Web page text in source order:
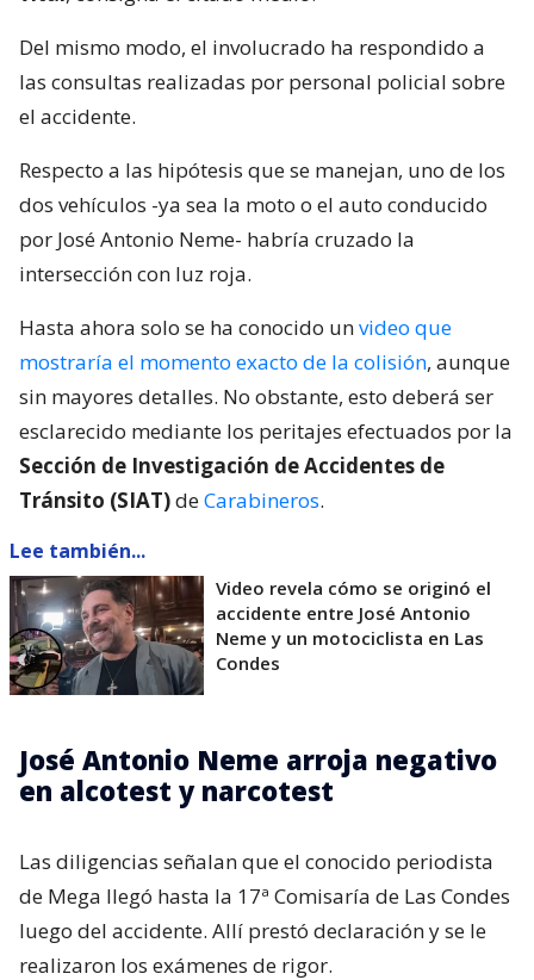
Del mismo modo, el involucrado ha respondido a
las consultas realizadas por personal policial sobre
el accidente.
Respecto a las hipótesis que se manejan, uno de los
dos vehículos -ya sea la moto o el auto conducido
por José Antonio Neme- habría cruzado la
intersección con luz roja.
Hasta ahora solo se ha conocido unvideo que
mostraría el momento exacto de la colisión, aunque
sin mayores detalles. No obstante, esto deberá ser
esclarecido mediante los peritajes efectuados por la
Sección de Investigación de Accidentes de
Tránsito (SIAT)deCarabineros.
Lee también...
Video revela cómo se originó el
accidente entre José Antonio
Neme y un motociclista en Las
Condes
José Antonio Neme arroja negativo
en alcotest y narcotest
Las diligencias señalan que el conocido periodista
de Mega llegó hasta la 17ª Comisaría de Las Condes
luego del accidente. Allí prestó declaración y se le
realizaron los exámenes de rigor.